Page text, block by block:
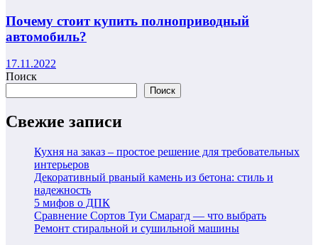
Почему стоит купить полноприводный
автомобиль?
17.11.2022
Поиск
Поиск
Свежие записи
Кухня на заказ – простое решение для требовательных
интерьеров
Декоративный рваный камень из бетона: стиль и
надежность
5 мифов о ДПК
Сравнение Сортов Туи Смарагд — что выбрать
Ремонт стиральной и сушильной машины